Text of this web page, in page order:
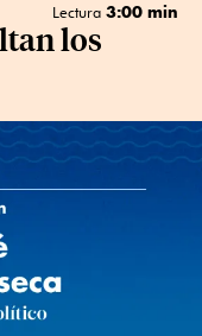
Lectura 3:00 min
los